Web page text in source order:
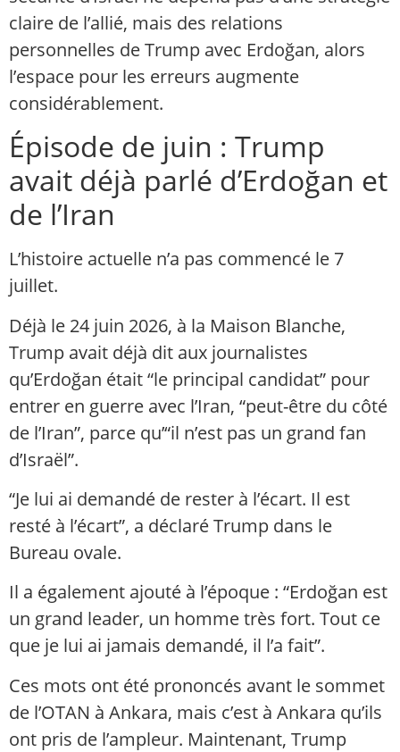
claire de l’allié, mais des relations
personnelles de Trump avec Erdoğan, alors
l’espace pour les erreurs augmente
considérablement.
Épisode de juin : Trump
avait déjà parlé d’Erdoğan et
de l’Iran
L’histoire actuelle n’a pas commencé le 7
juillet.
Déjà le 24 juin 2026, à la Maison Blanche,
Trump avait déjà dit aux journalistes
qu’Erdoğan était “le principal candidat” pour
entrer en guerre avec l’Iran, “peut-être du côté
de l’Iran”, parce qu’“il n’est pas un grand fan
d’Israël”.
“Je lui ai demandé de rester à l’écart. Il est
resté à l’écart”, a déclaré Trump dans le
Bureau ovale.
Il a également ajouté à l’époque : “Erdoğan est
un grand leader, un homme très fort. Tout ce
que je lui ai jamais demandé, il l’a fait”.
Ces mots ont été prononcés avant le sommet
de l’OTAN à Ankara, mais c’est à Ankara qu’ils
ont pris de l’ampleur. Maintenant, Trump